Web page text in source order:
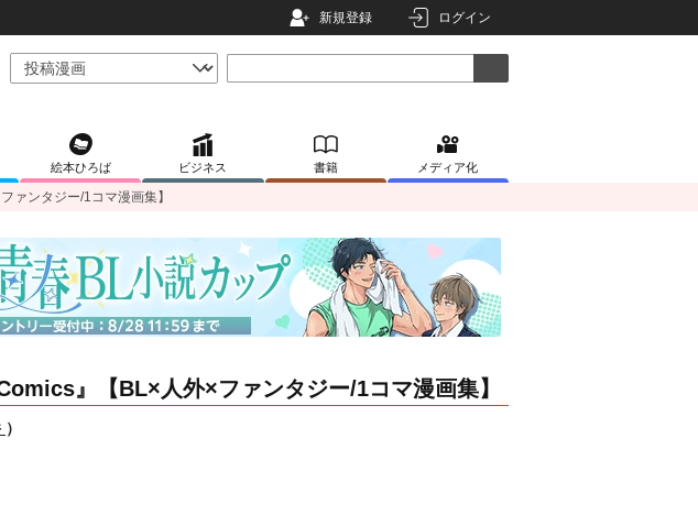
新規登録 ログイン
絵本ひろば ビジネス 書籍 メディア化
ァンタジー/1コマ漫画集】
』【BL×人外×ファンタジー/1コマ漫画集】
）